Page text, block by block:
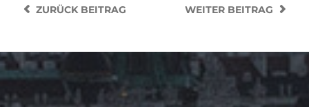
WEITER BEITRAG
ZURÜCKBEITRAG